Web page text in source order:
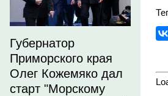
Губернатор
Приморского края
Олег Кожемяко дал
старт "Морскому